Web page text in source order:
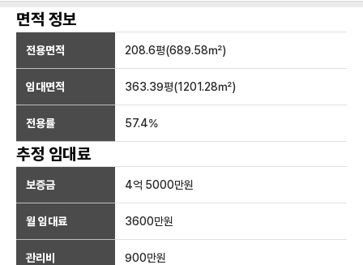
면적 정보
전용면적 208.6평(689.58㎡)
임대면적 363.39평(1201.28㎡)
전용률 57.4%
추정 임대료
보증금 4억 5000만원
월 임대료 3600만원
관리비 900만원